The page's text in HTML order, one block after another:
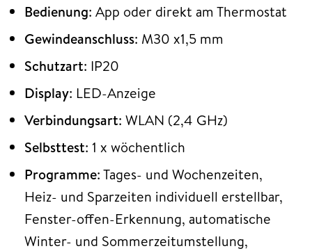
Bedienung: App oder direkt am Thermostat
Gewindeanschluss: M30 x1,5 mm
Schutzart: IP20
Display: LED-Anzeige
Verbindungsart: WLAN (2,4 GHz)
Selbsttest: 1 x wöchentlich
Programme: Tages- und Wochenzeiten,
Heiz- und Sparzeiten individuell erstellbar,
Fenster-offen-Erkennung, automatische
Winter- und Sommerzeitumstellung,